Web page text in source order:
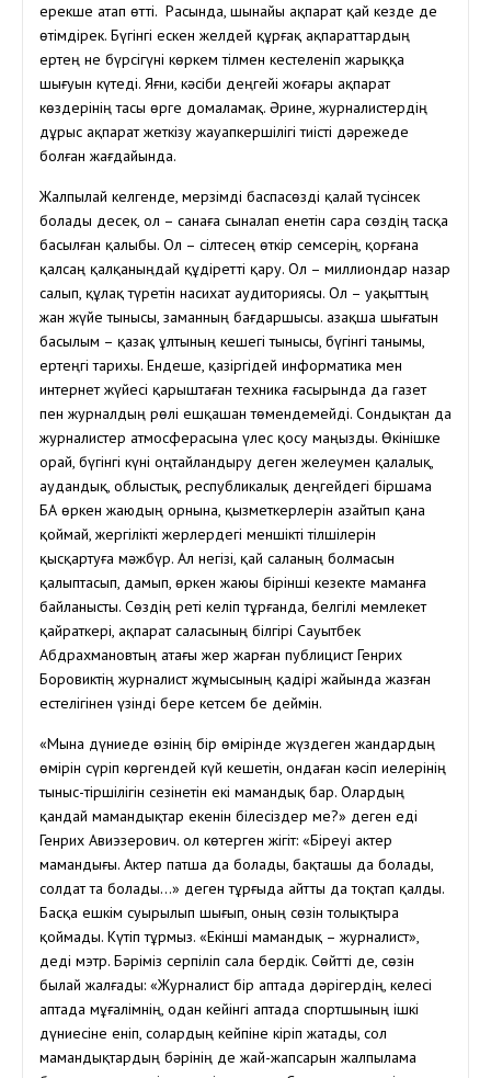
ерекше атап өтті. Расында, шынайы ақпарат қай кезде де
өтімдірек. Бүгінгі ескен желдей құрғақ ақпараттардың
ертең не бүрсігүні көркем тілмен кестеленіп жарыққа
шығуын күтеді. Яғни, кәсіби деңгейі жоғары ақпарат
көздерінің тасы өрге домаламақ. Әрине, журналистердің
дұрыс ақпарат жеткізу жауапкершілігі тиісті дәрежеде
болған жағдайында.
Жалпылай келгенде, мерзімді баспасөзді қалай түсінсек
болады десек, ол – санаға сыналап енетін сара сөздің тасқа
басылған қалыбы. Ол – сілтесең өткір семсерің, қорғана
қалсаң қалқаныңдай құдіретті қару. Ол – миллиондар назар
салып, құлақ түретін насихат аудиториясы. Ол – уақыттың
жан жүйе тынысы, заманның бағдаршысы. Қазақша шығатын
басылым – қазақ ұлтының кешегі тынысы, бүгінгі танымы,
ертеңгі тарихы. Ендеше, қазіргідей информатика мен
интернет жүйесі қарыштаған техника ғасырында да газет
пен журналдың рөлі ешқашан төмендемейді. Сондықтан да
журналистер атмосферасына үлес қосу маңызды. Өкінішке
орай, бүгінгі күні оңтайландыру деген желеумен қалалық,
аудандық, облыстық, республикалық деңгейдегі біршама
БАҚ өркен жаюдың орнына, қызметкерлерін азайтып қана
қоймай, жергілікті жерлердегі меншікті тілшілерін
қысқартуға мәжбүр. Ал негізі, қай саланың болмасын
қалыптасып, дамып, өркен жаюы бірінші кезекте маманға
байланысты. Сөздің реті келіп тұрғанда, белгілі мемлекет
қайраткері, ақпарат саласының білгірі Сауытбек
Абдрахмановтың атағы жер жарған публицист Генрих
Боровиктің журналист жұмысының қадірі жайында жазған
естелігінен үзінді бере кетсем бе деймін.
«Мына дүниеде өзінің бір өмірінде жүздеген жандардың
өмірін сүріп көргендей күй кешетін, ондаған кәсіп иелерінің
тыныс-тіршілігін сезінетін екі мамандық бар. Олардың
қандай мамандықтар екенін білесіздер ме?» деген еді
Генрих Авиэзерович. Қол көтерген жігіт: «Біреуі актер
мамандығы. Актер патша да болады, бақташы да болады,
солдат та болады…» деген тұрғыда айтты да тоқтап қалды.
Басқа ешкім суырылып шығып, оның сөзін толықтыра
қоймады. Күтіп тұрмыз. «Екінші мамандық – журналист»,
деді мэтр. Бәріміз серпіліп сала бердік. Сөйтті де, сөзін
былай жалғады: «Журналист бір аптада дәрігердің, келесі
аптада мұғалімнің, одан кейінгі аптада спортшының ішкі
дүниесіне еніп, солардың кейпіне кіріп жатады, сол
мамандықтардың бәрінің де жай-жапсарын жалпылама